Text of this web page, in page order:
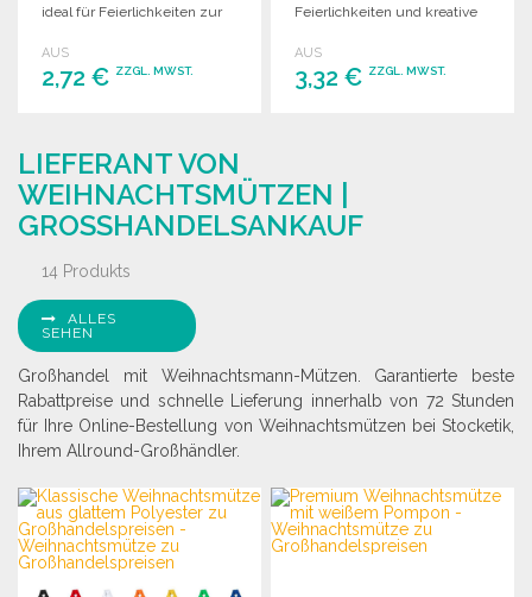
ideal für Feierlichkeiten zur
AUS
2,72 € ZZGL. MWST.
Angebot anfordern
Feierlichkeiten und kreative
AUS
3,32 € ZZGL. MWST.
LIEFERANT VON
WEIHNACHTSMÜTZEN |
GROSSHANDELSANKAUF
14 Produkts
ALLES
SEHEN
Großhandel mit Weihnachtsmann-Mützen. Garantierte beste
Rabattpreise und schnelle Lieferung innerhalb von 72 Stunden
für Ihre Online-Bestellung von Weihnachtsmützen bei Stocketik,
Ihrem Allround-Großhändler.